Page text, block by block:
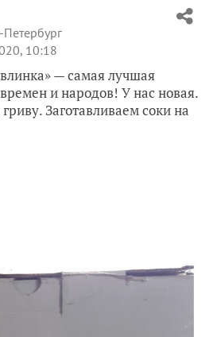
Петербург
10:18
— самая лучшая
и народов! У нас новая.
Заготавливаем соки на